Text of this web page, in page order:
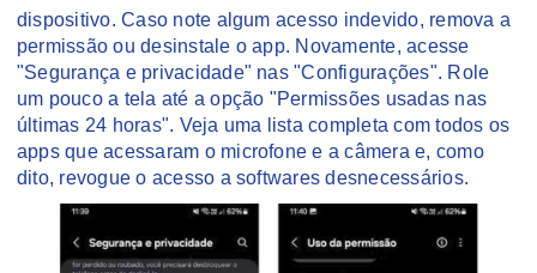
dispositivo. Caso note algum acesso indevido, remova a
permissão ou desinstale o app. Novamente, acesse
"Segurança e privacidade" nas "Configurações". Role
um pouco a tela até a opção "Permissões usadas nas
últimas 24 horas". Veja uma lista completa com todos os
apps que acessaram o microfone e a câmera e, como
dito, revogue o acesso a softwares desnecessários.